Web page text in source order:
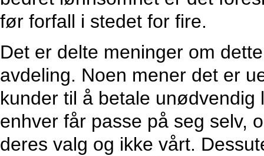
før forfall i stedet for fire.
Det er delte meninger om
avdeling. Noen mener det er
kunder til å betale
enhver får passe på seg selv,
deres valg og ikke vårt.